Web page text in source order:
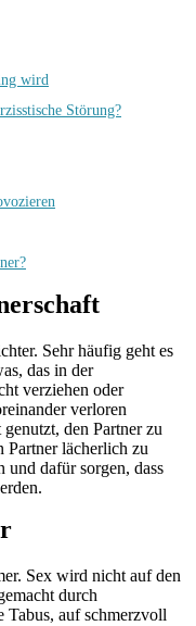
wird
Störung?
Sehr häufig geht es
das in der
verziehen oder
verloren
den Partner zu
Partner lächerlich zu
und dafür sorgen, dass
Sex wird nicht auf den
durch
Tabus, auf schmerzvoll